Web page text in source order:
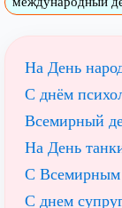
На День
С днём
Всемирный
На День
С Всемирным
С днем